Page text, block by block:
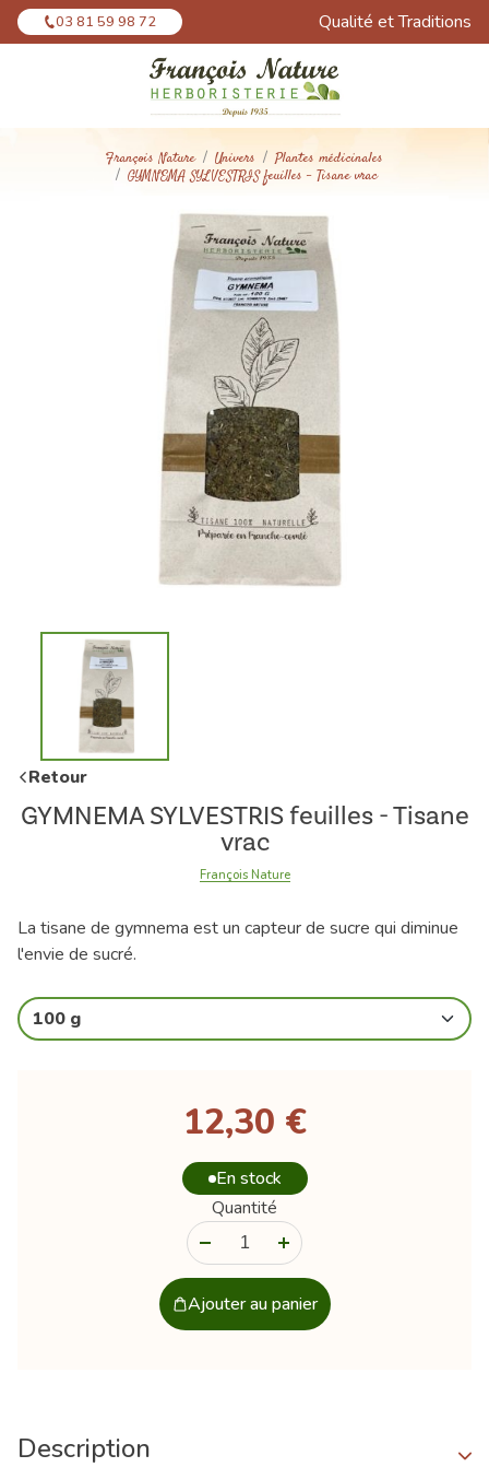
03 81 59 98 72 Qualité et Traditions
François Nature Univers
Plantes médicinales
GYMNEMA SYLVESTRIS feuilles - Tisane vrac
Retour
GYMNEMA SYLVESTRIS feuilles - Tisane
vrac
François Nature
La tisane de gymnema est un capteur de sucre qui diminue
l'envie de sucré.
100 g
12,30 €
En stock
Quantité
Ajouter au panier
Description
Panneau de gestion des cookies